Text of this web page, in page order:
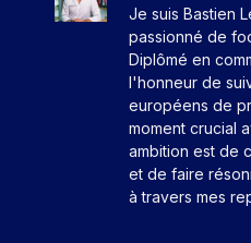
Je suis Bastien
passionné de
Diplômé en
l'honneur de
européens de
moment crucial
ambition est de
et de faire
à travers mes